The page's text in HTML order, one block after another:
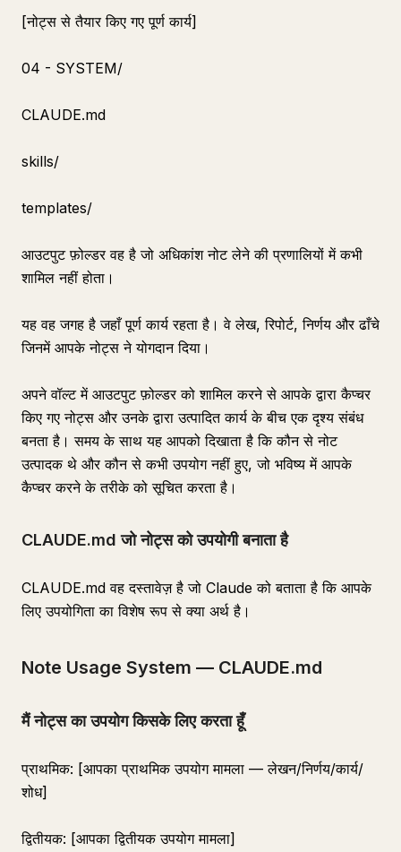
[नोट्स से तैयार किए गए पूर्ण कार्य]
04 - SYSTEM/
CLAUDE.md
skills/
templates/
आउटपुट फ़ोल्डर वह है जो अधिकांश नोट लेने की प्रणालियों में कभी
शामिल नहीं होता।
यह वह जगह है जहाँ पूर्ण कार्य रहता है। वे लेख, रिपोर्ट, निर्णय और ढाँचे
जिनमें आपके नोट्स ने योगदान दिया।
अपने वॉल्ट में आउटपुट फ़ोल्डर को शामिल करने से आपके द्वारा कैप्चर
किए गए नोट्स और उनके द्वारा उत्पादित कार्य के बीच एक दृश्य संबंध
बनता है। समय के साथ यह आपको दिखाता है कि कौन से नोट
उत्पादक थे और कौन से कभी उपयोग नहीं हुए, जो भविष्य में आपके
कैप्चर करने के तरीके को सूचित करता है।
CLAUDE.md जो नोट्स को उपयोगी बनाता है
CLAUDE.md वह दस्तावेज़ है जो Claude को बताता है कि आपके
लिए उपयोगिता का विशेष रूप से क्या अर्थ है।
Note Usage System — CLAUDE.md
मैं नोट्स का उपयोग किसके लिए करता हूँ
प्राथमिक: [आपका प्राथमिक उपयोग मामला — लेखन/निर्णय/कार्य/
शोध]
द्वितीयक: [आपका द्वितीयक उपयोग मामला]